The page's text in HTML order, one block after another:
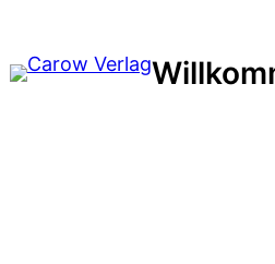
Inhalt
springen